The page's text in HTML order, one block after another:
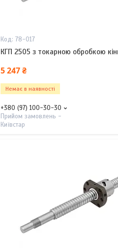
78-017
КГП 2505 з токарною обробкою
5 247 ₴
Немає в наявності
+380 (97) 100-30-30
Прийом замовлень -
Київстар